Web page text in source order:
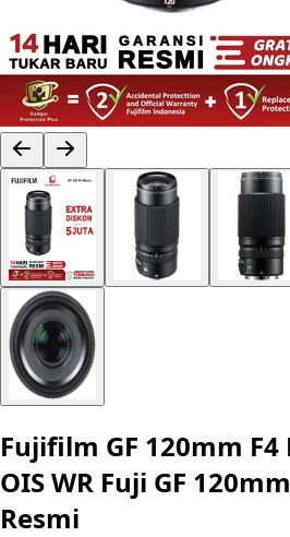
Fujifilm GF 120mm F4
OIS WR Fuji GF
Resmi